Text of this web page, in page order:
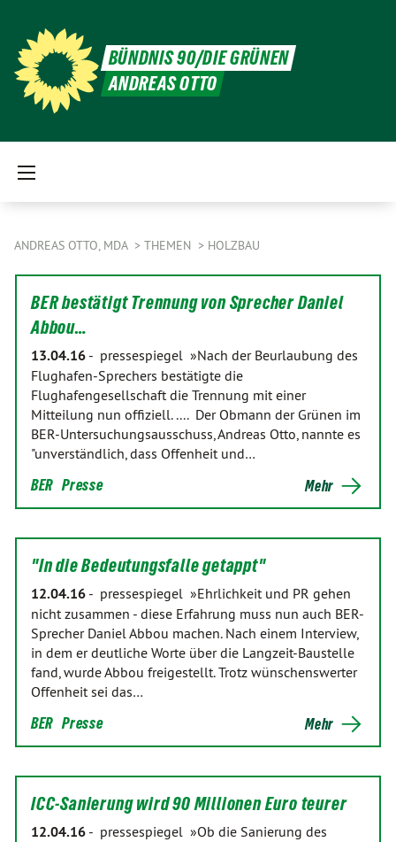
BÜNDNIS 90/DIE GRÜNEN
ANDREAS OTTO
ANDREAS OTTO, MDA THEMEN HOLZBAU
BER bestätigt Trennung von Sprecher Daniel
Abbou…
13.04.16 - pressespiegel »Nach der Beurlaubung des
Flughafen-Sprechers bestätigte die
Flughafengesellschaft die Trennung mit einer
Mitteilung nun offiziell. .... Der Obmann der Grünen im
BER-Untersuchungsausschuss, Andreas Otto, nannte es
"unverständlich, dass Offenheit und…
BER Presse Mehr
"In die Bedeutungsfalle getappt"
12.04.16 - pressespiegel »Ehrlichkeit und PR gehen
nicht zusammen - diese Erfahrung muss nun auch BER-
Sprecher Daniel Abbou machen. Nach einem Interview,
in dem er deutliche Worte über die Langzeit-Baustelle
fand, wurde Abbou freigestellt. Trotz wünschenswerter
Offenheit sei das…
BER Presse Mehr
ICC-Sanierung wird 90 Millionen Euro teurer
12.04.16 - pressespiegel »Ob die Sanierung des